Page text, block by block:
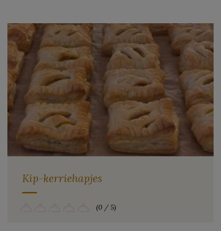
Kip-kerriehapjes
(0 / 5)